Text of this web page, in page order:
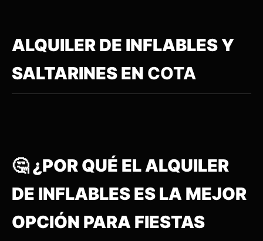
ALQUILER DE INFLABLES Y
SALTARINES EN COTA
🤔 ¿POR QUÉ EL ALQUILER
DE INFLABLES ES LA MEJOR
OPCIÓN PARA FIESTAS